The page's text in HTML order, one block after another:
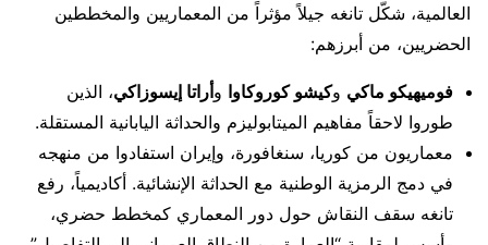
العالمية، شكّل تانغه جيلاً مؤثراً من المعماريين والمخططين
الحضريين، من أبرزهم:
فوميهيكو ماكي وكيشو كوروكاوا وأراتا إيسوزاكي، الذين
طوروا لاحقاً مفاهيم الميتابوليزم والحداثة اليابانية المستقلة.
معماريون من كوريا، سنغافورة، وإيران استفادوا من منهجه
في دمج الرمزية الوطنية مع الحداثة الإنشائية. أكاديمياً، رفع
تانغه سقف النقاش حول دور المعماري كمخطط حضري،